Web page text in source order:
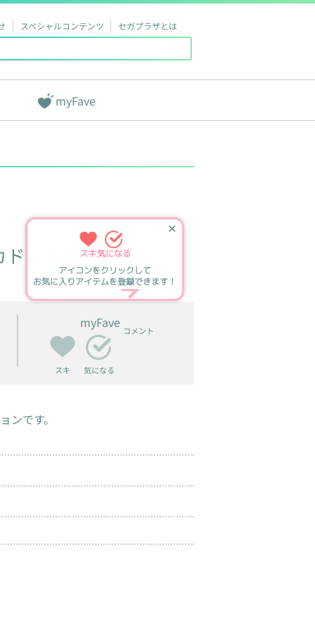
スペシャルコンテンツ セガプラザとは
myFave
ームクッション
✕
スキ気になる
アイコンをクリックして
お気に入りアイテムを登録できます！
myFave
スキ 気になる
コメント
ンです。